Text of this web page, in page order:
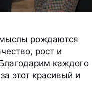
рождаются
рост и
каждого
этот красивый и